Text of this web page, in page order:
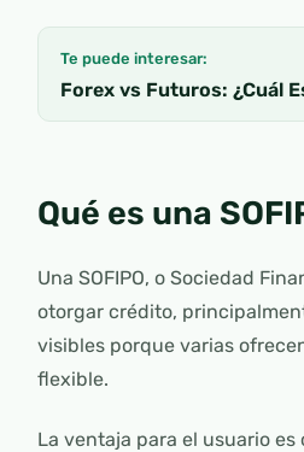
Te puede interesar:
Forex vs Futuros: ¿Cuál
Qué es una
Una SOFIPO, o Sociedad
otorgar crédito,
visibles porque varias
flexible.
La ventaja para el usuario